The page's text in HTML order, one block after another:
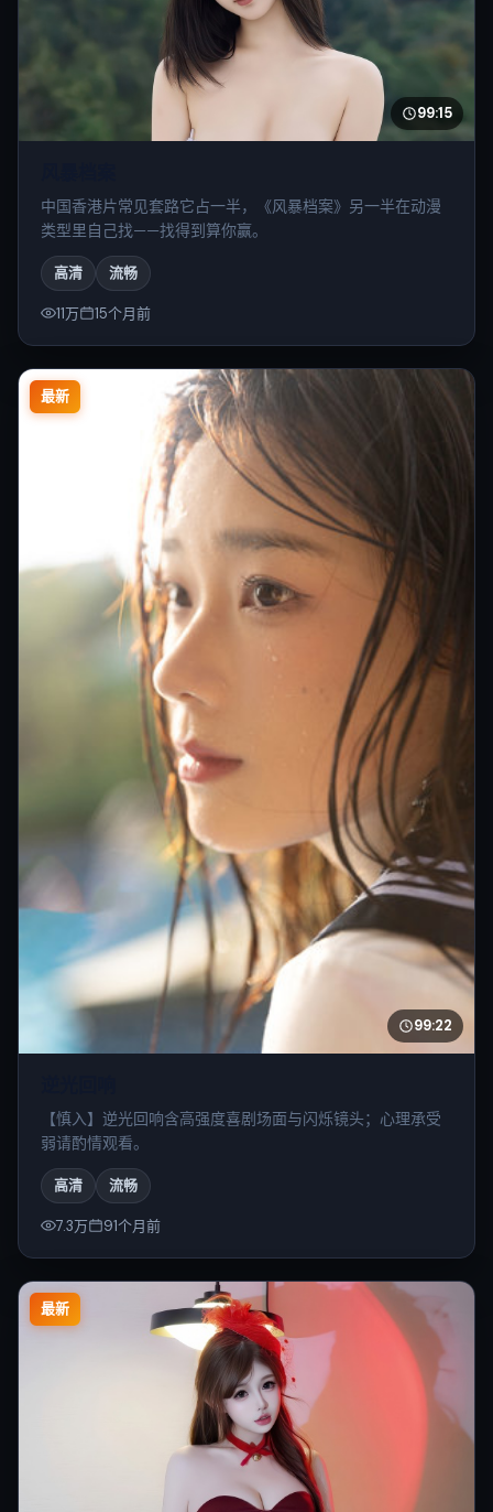
99:15
中国香港片常见套路它占一半，《风暴档案》另一半在动漫
类型里自己找——找得到算你赢。
高清 流畅
11万 15个月前
最新
99:22
【慎入】逆光回响含高强度喜剧场面与闪烁镜头；心理承受
弱请酌情观看。
高清 流畅
7.3万 91个月前
最新